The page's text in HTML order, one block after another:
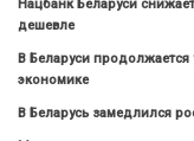
Нацбанк Беларуси
дешевле
В Беларуси продолжается
экономике
В Беларусь замедлился